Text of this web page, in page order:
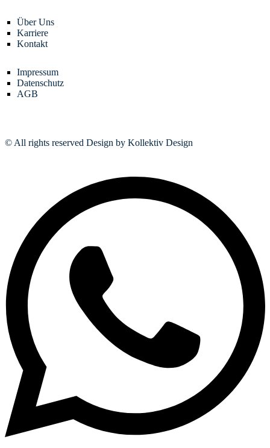
Über Uns
Karriere
Kontakt
Impressum
Datenschutz
AGB
© All rights reserved Design by Kollektiv Design